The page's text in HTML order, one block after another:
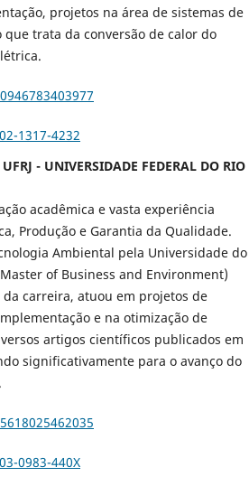
projetos na área de sistemas de
trata da conversão de calor do
1317-4232
- UNIVERSIDADE FEDERAL DO RIO
acadêmica e vasta experiência
Produção e Garantia da Qualidade.
Ambiental pela Universidade do
Master of Business and Environment)
da carreira, atuou em projetos de
e na otimização de
artigos científicos publicados em
significativamente para o avanço do
0983-440X